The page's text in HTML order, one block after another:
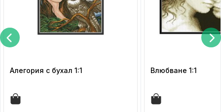
Алегория с бухал 1:1 Влюбване 1:1